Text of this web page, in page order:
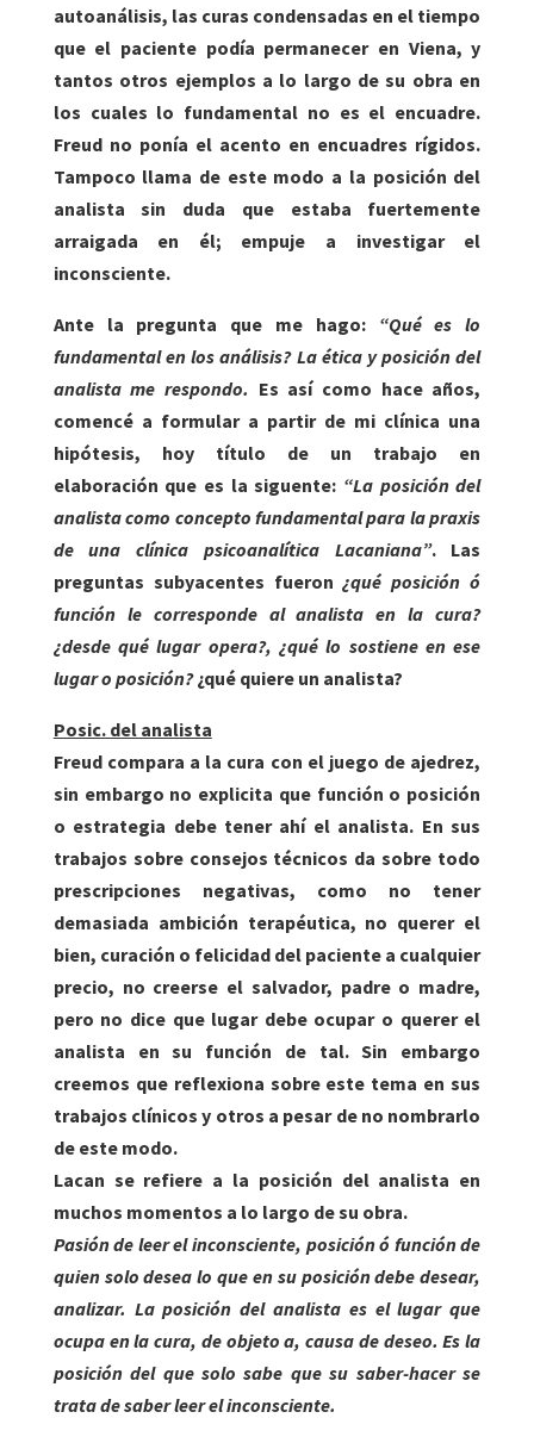
autoanálisis, las curas condensadas en el tiempo
que el paciente podía permanecer en Viena, y
tantos otros ejemplos a lo largo de su obra en
los cuales lo fundamental no es el encuadre.
Freud no ponía el acento en encuadres rígidos.
Tampoco llama de este modo a la posición del
analista sin duda que estaba fuertemente
arraigada en él; empuje a
investigar el
inconsciente.
Ante la pregunta que me hago:
“Qué es lo
fundamental en los análisis? La ética y posición del
analista me respondo. Es así como hace años,
comencé a formular a partir de mi clínica una
hipótesis, hoy título de un trabajo en
elaboración que es la siguente: “La posición del
analista como concepto fundamental para la praxis
de una clínica psicoanalítica Lacaniana”. Las
preguntas subyacentes fueron¿qué posición ó
función le corresponde al analista en la cura?
¿desde qué lugar opera?, ¿qué lo sostiene en ese
lugar o posición?¿qué quiere un analista?
Posic. del analista
Freud compara a la cura con el juego de ajedrez,
sin embargo no explicita que función o posición
o estrategia debe tener ahí el analista. En sus
trabajos sobre consejos técnicos da sobre todo
prescripciones negativas, como no tener
demasiada ambición terapéutica, no querer el
bien, curación o felicidad del paciente a cualquier
precio, no creerse el salvador, padre o madre,
pero no dice que lugar debe ocupar o querer el
analista en su función de tal. Sin embargo
creemos que reflexiona sobre este tema en sus
trabajos clínicos y otros a pesar de no nombrarlo
de este modo.
Lacan se refiere a la posición del analista en
muchos momentos a lo largo de su obra.
Pasión de leer el inconsciente, posición ó función de
quien solo desea lo que en su posición debe desear,
analizar. La posición del analista es el lugar que
ocupa en la cura, de objeto a, causa de deseo. Es la
posición del que solo sabe que su saber-hacer se
trata de saber leer el inconsciente.